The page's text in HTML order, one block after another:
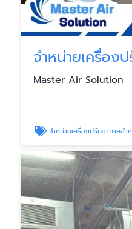
Master Air Solution
จำหน่ายเครื่องปรับอากาศสำหรับอาคาร